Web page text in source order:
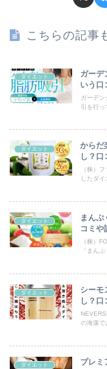
こちらの記事
ダイエット
ガーデ
いう口
ガーデン
引を行っ
ダイエット
からだ
し？
（株）
したダ
ダイエット
まんぷ
コミや
（株）
「まん
ダイエット
シーモ
し？口
の海藻で
ダイエット
プレミ